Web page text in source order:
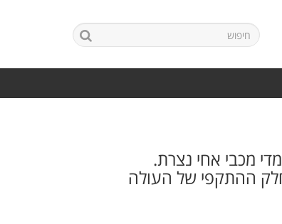
מכבי אחי נצרת.
ההתקפי של העולה